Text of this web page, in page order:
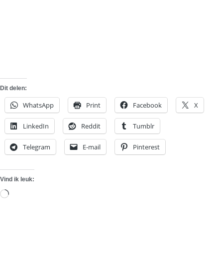
Dit delen:
WhatsApp Print Facebook X
LinkedIn Reddit Tumblr
Telegram E-mail Pinterest
Vind ik leuk:
Aan